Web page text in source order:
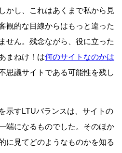
かし、これはあくまで私から見
観的な目線からはもっと違った
せん。残念ながら、役に立った
まねけ！は何のサイトなのかは
思議サイトである可能性を残し
示すLTUバランスは、サイトの
端になるものでした。そのほか
に見てどのようなものかを知る